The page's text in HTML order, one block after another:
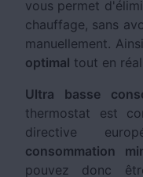
vous permet
chauffage, sans
manuellement.
optimal tout en
Ultra basse
thermostat est
directive
consommation
pouvez donc